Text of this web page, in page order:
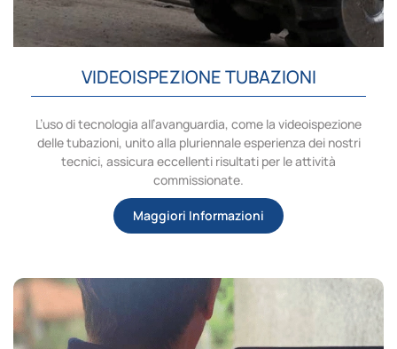
VIDEOISPEZIONE TUBAZIONI
L’uso di tecnologia all’avanguardia, come la videoispezione
delle tubazioni, unito alla pluriennale esperienza dei nostri
tecnici, assicura eccellenti risultati per le attività
commissionate.
Maggiori Informazioni